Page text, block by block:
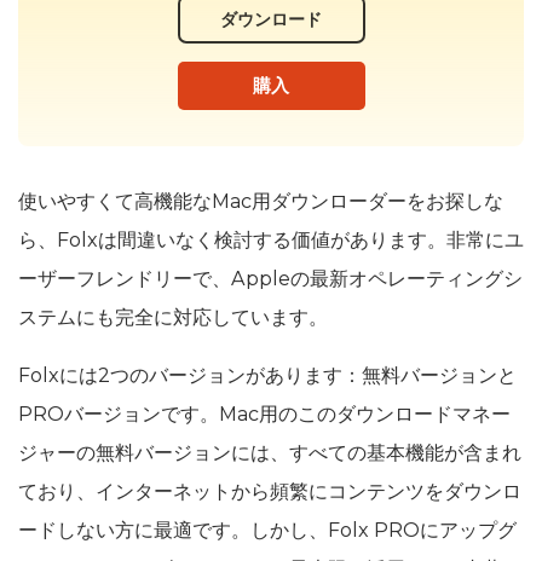
ダウンロード
購入
使いやすくて高機能なMac用ダウンローダーをお探しな
ら、Folxは間違いなく検討する価値があります。非常にユ
ーザーフレンドリーで、Appleの最新オペレーティングシ
ステムにも完全に対応しています。
Folxには2つのバージョンがあります：無料バージョンと
PROバージョンです。Mac用のこのダウンロードマネー
ジャーの無料バージョンには、すべての基本機能が含まれ
ており、インターネットから頻繁にコンテンツをダウンロ
ードしない方に最適です。しかし、Folx PROにアップグ